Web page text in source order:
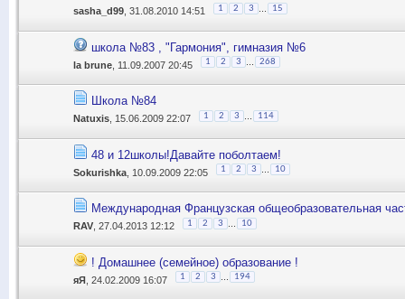
sasha_d99 , 31.08.2010 14:51 1 2 3 15
школа №83 , "Гармония", гимназия №6
la brune , 11.09.2007 20:45 1 2 3 ... 268
Школа №84
Natuxis , 15.06.2009 22:07 1 2 3 114
48 и 12школы!Давайте поболтаем!
Sokurishka , 10.09.2009 22:05 1 2 3 10
Международная Французская общеобразовательная
RAV , 27.04.2013 12:12 1 2 3 10
! Домашнее (семейное) образование !
яЯ , 24.02.2009 16:07 1 2 3 194